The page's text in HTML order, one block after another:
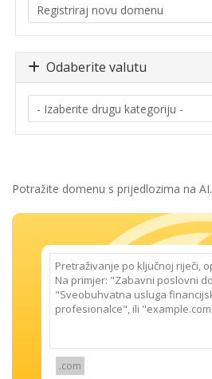
Odaberite valutu
Potražite domenu s prijedlozima na AI.